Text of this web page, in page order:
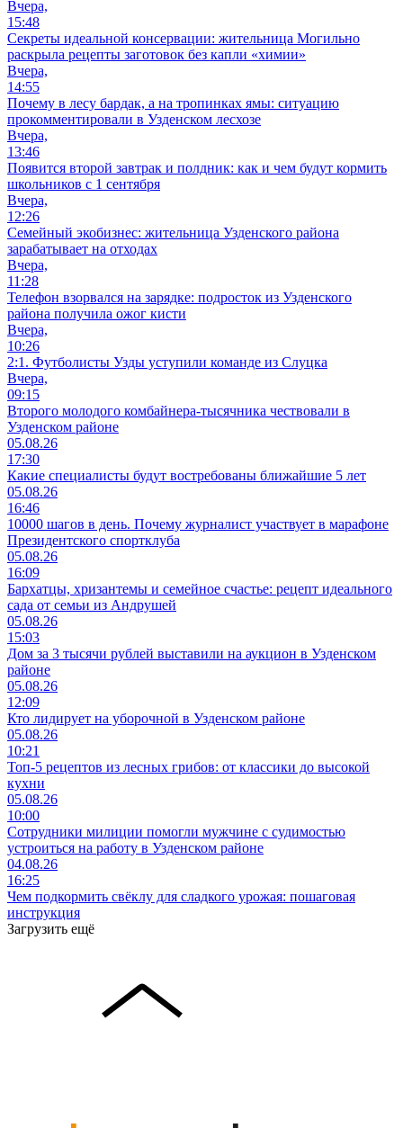
Вчера,
15:48
Секреты идеальной консервации: жительница Могильно
раскрыла рецепты заготовок без капли «химии»
Вчера,
14:55
Почему в лесу бардак, а на тропинках ямы: ситуацию
прокомментировали в Узденском лесхозе
Вчера,
13:46
Появится второй завтрак и полдник: как и чем будут кормить
школьников с 1 сентября
Вчера,
12:26
Семейный экобизнес: жительница Узденского района
зарабатывает на отходах
Вчера,
11:28
Телефон взорвался на зарядке: подросток из Узденского
района получила ожог кисти
Вчера,
10:26
2:1. Футболисты Узды уступили команде из Слуцка
Вчера,
09:15
Второго молодого комбайнера-тысячника чествовали в
Узденском районе
05.08.26
17:30
Какие специалисты будут востребованы ближайшие 5 лет
05.08.26
16:46
10000 шагов в день. Почему журналист участвует в марафоне
Президентского спортклуба
05.08.26
16:09
Бархатцы, хризантемы и семейное счастье: рецепт идеального
сада от семьи из Андрушей
05.08.26
15:03
Дом за 3 тысячи рублей выставили на аукцион в Узденском
районе
05.08.26
12:09
Кто лидирует на уборочной в Узденском районе
05.08.26
10:21
Топ-5 рецептов из лесных грибов: от классики до высокой
кухни
05.08.26
10:00
Сотрудники милиции помогли мужчине с судимостью
устроиться на работу в Узденском районе
04.08.26
16:25
Чем подкормить свёклу для сладкого урожая: пошаговая
инструкция
Загрузить ещё